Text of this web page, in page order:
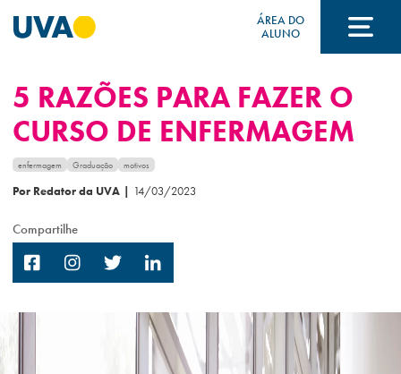
ÁREA DO
ALUNO
A UVA
CURSOS
FORMAS DE INGRESSO
5 RAZÕES PARA FAZER O
CURSO DE ENFERMAGEM
enfermagem Graduação motivos
Por Redator da UVA | 14/03/2023
Compartilhe